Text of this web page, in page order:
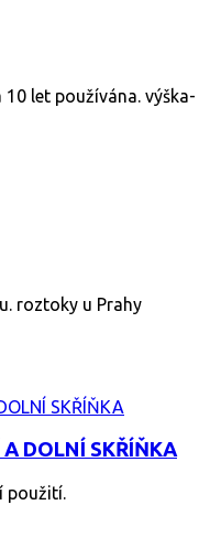
let používána. výška-
roztoky u Prahy
DOLNÍ SKŘÍŇKA
použití.